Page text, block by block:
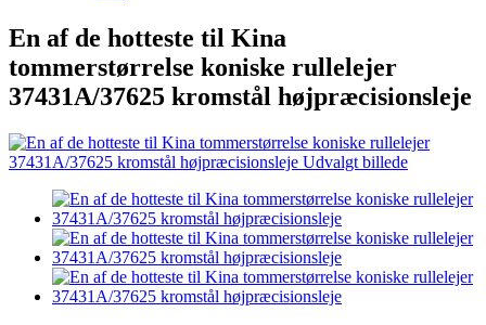
En af de hotteste til Kina
tommerstørrelse koniske rullelejer
37431A/37625 kromstål højpræcisionsleje